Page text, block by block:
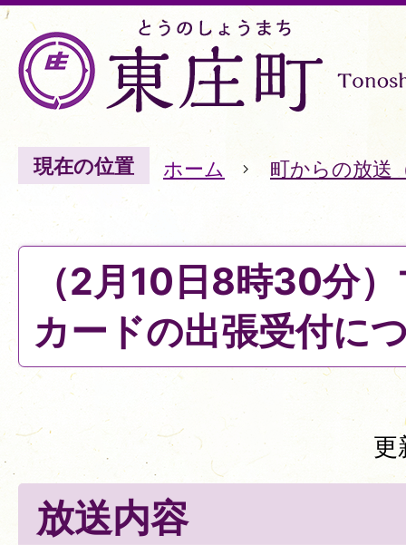
現在の位置 ホーム 町からの放送
（2月10日8時30分
カードの出張受付に
更
放送内容